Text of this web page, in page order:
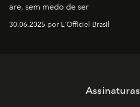
are, sem medo de ser
30.06.2025 por L'Officiel Brasil
Assinaturas